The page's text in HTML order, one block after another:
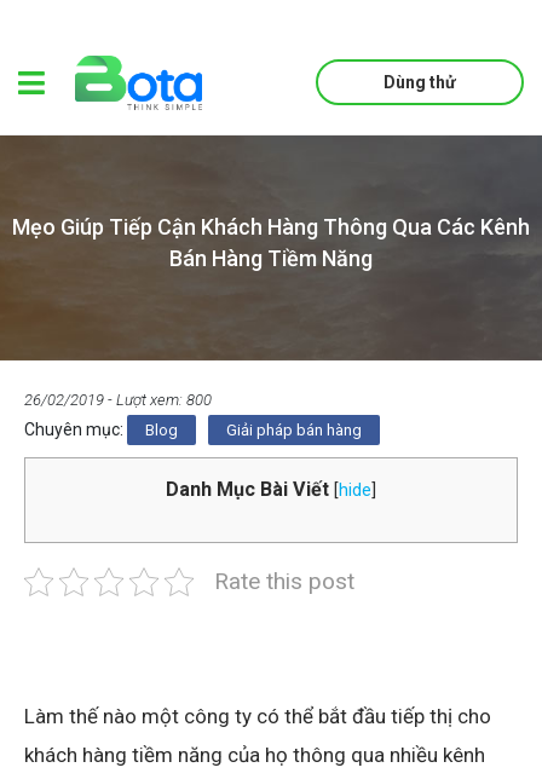
Dùng thử
Mẹo Giúp Tiếp Cận Khách Hàng Thông Qua Các Kênh
Bán Hàng Tiềm Năng
26/02/2019 - Lượt xem: 800
Chuyên mục: Blog Giải pháp bán hàng
Danh Mục Bài Viết [hide
Rate this post
Làm thế nào một công ty có thể bắt đầu tiếp thị cho
khách hàng tiềm năng của họ thông qua nhiều kênh